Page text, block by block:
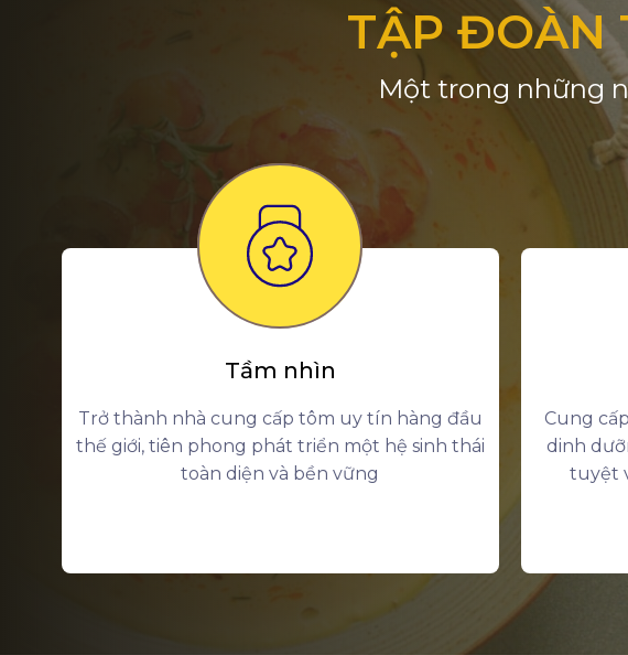
TẬP ĐOÀN
Một trong những
Tầm nhìn
Trở thành nhà cung cấp tôm uy tín hàng đầu
thế giới, tiên phong phát triển một hệ sinh thái
toàn diện và bền vững
Cung
dinh
tuyệt